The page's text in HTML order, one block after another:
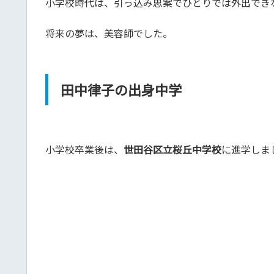
将来の夢は、美容師でした。
田中律子の出身中学
小学校卒業後は、 世田谷区立桜丘中学校に進学しま